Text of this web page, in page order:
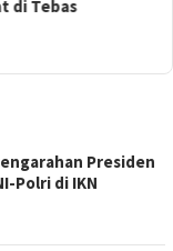
di Tebas
Presiden
Polri di IKN